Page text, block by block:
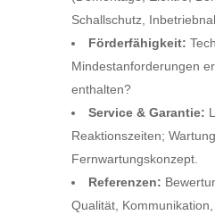
Schallschutz,
Förderfähigkeit:
Mindestanforderungen
enthalten?
Service & Garantie:
Reaktionszeiten;
Fernwartungskonzept.
Referenzen:
Qualität, Kommunikation,